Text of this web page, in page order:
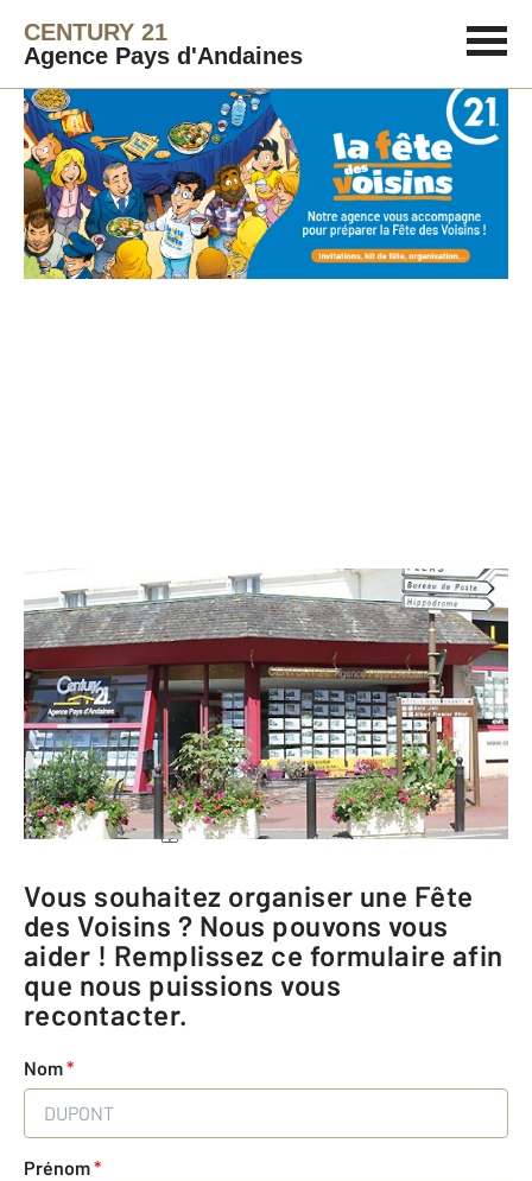
CENTURY 21
Agence Pays d'Andaines
CENTURY 21 Agence Pays d'Andaines
10 avenue du Docteur Poulain
61140 BAGNOLES DE L ORNE
Me rendre à l'agence
Téléphoner à l'agence
Vous souhaitez organiser une Fête
des Voisins ? Nous pouvons vous
aider ! Remplissez ce formulaire afin
que nous puissions vous
recontacter.
Nom*
Prénom*